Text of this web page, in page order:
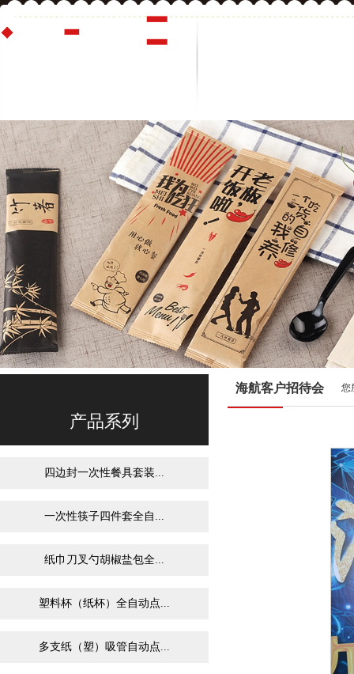
产品系列
四边封一次性餐具套装...
一次性筷子四件套全自...
纸巾刀叉勺胡椒盐包全...
塑料杯（纸杯）全自动点...
多支纸（塑）吸管自动点...
海航客户招待会 您